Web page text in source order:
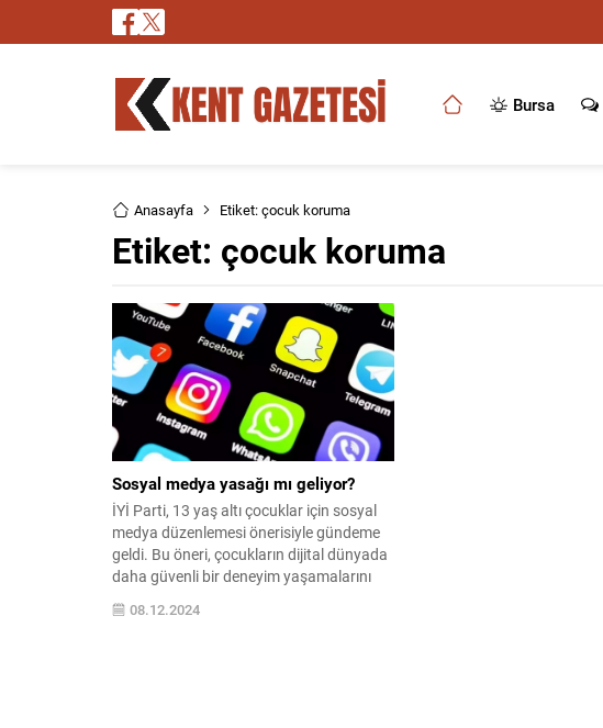
Bursa
Anasayfa Etiket: çocuk koruma
Etiket: çocuk koruma
Sosyal medya yasağı mı geliyor?
İYİ Parti, 13 yaş altı çocuklar için sosyal
medya düzenlemesi önerisiyle gündeme
geldi. Bu öneri, çocukların dijital dünyada
daha güvenli bir deneyim yaşamalarını
sağlamayı amaçlıyor. Detaylar için
makalemizi okuyun.
08.12.2024